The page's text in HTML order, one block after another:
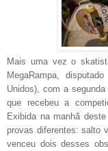
Mais uma vez o
MegaRampa,
Unidos), com a
que recebeu a
Exibida na manhã
provas diferentes: salto
venceu dois desses